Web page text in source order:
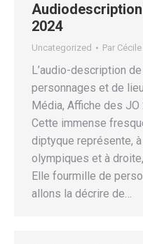
2024
Uncategorized Par Cécile
L’audio-description
personnages et de
Média, Affiche des JO
Cette immense
diptyque représente,
olympiques et à
Elle fourmille de
allons la décrire de…